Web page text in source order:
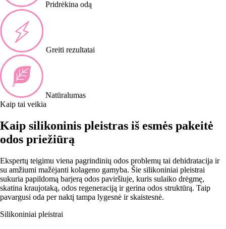
Pridrėkina odą
Greiti rezultatai
Natūralumas
Kaip tai veikia
Kaip silikoninis pleistras iš esmės pakeitė
odos priežiūrą
Ekspertų teigimu viena pagrindinių odos problemų tai dehidratacija ir
su amžiumi mažėjanti kolageno gamyba. Šie silikoniniai pleistrai
sukuria papildomą barjerą odos paviršiuje, kuris sulaiko drėgmę,
skatina kraujotaką, odos regeneraciją ir gerina odos struktūrą. Taip
pavargusi oda per naktį tampa lygesnė ir skaistesnė.
Silikoniniai pleistrai